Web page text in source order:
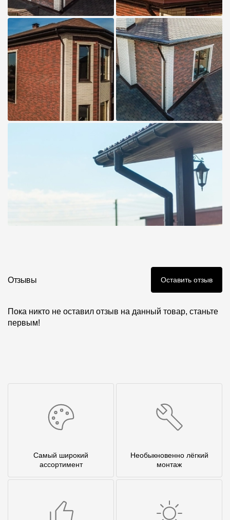
Отзывы Оставить отзыв
Пока никто не оставил отзыв на данный товар, станьте
первым!
Самый широкий
ассортимент
Необыкновенно лёгкий
монтаж